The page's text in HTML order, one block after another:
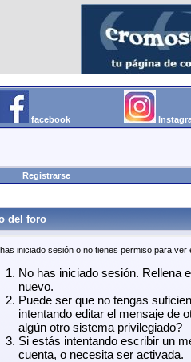
facebook
Registrarse
del foro
iniciado sesión o no tienes permiso para
No has iniciado sesión. Rellena
nuevo.
Puede ser que no tengas
intentando editar el mensaje de
algún otro sistema privilegiado?
Si estás intentando escribir un
cuenta, o necesita ser activada.